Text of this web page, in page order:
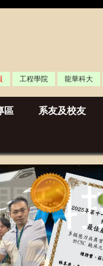
工程學院 龍華科大
區 系友及校友